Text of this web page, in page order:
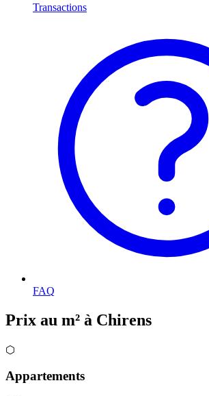
Transactions
FAQ
Prix au m² à Chirens
⬡
Appartements